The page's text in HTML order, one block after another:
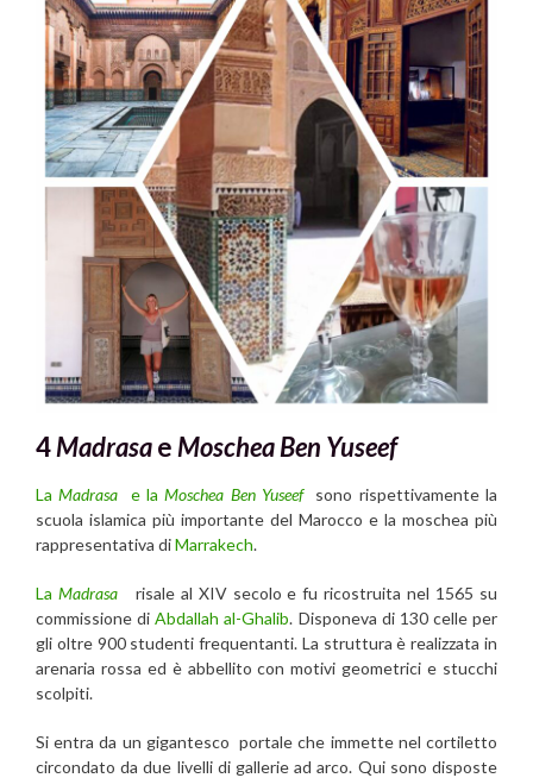
4Madrasae Moschea Ben Yuseef
LaMadrasa e la Moschea Ben Yuseef
sono rispettivamente la
scuola islamica più importante del Marocco e la moschea più
rappresentativa diMarrakech.
La Madrasa
risale al XIV secolo e fu ricostruita nel 1565 su
commissione diAbdallah al-Ghalib. Disponeva di 130 celle per
gli oltre 900 studenti frequentanti. La struttura è realizzata in
arenaria rossa ed è abbellito con motivi geometrici e stucchi
scolpiti.
Si entra da un gigantesco portale che immette nel cortiletto
circondato da due livelli di gallerie ad arco. Qui sono disposte